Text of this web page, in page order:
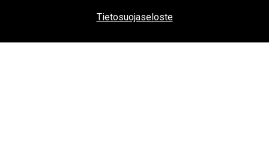
Tietosuojaseloste